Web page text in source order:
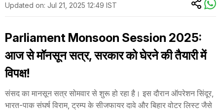
Updated on: Jul 21, 2025 12:49 IST
Parliament Monsoon Session 2025:
आज से मॉनसून सत्र, सरकार को घेरने की तैयारी में
विपक्ष!
संसद का मानसून सत्र सोमवार से शुरू हो रहा है। इस दौरान ऑपरेशन सिंदूर,
भारत-पाक संघर्ष विराम, ट्रम्प के सीजफायर दावे और बिहार वोटर लिस्ट जैसे